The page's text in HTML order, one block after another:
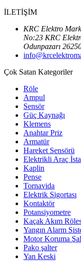
İLETİŞİM
KRC Elektro
No:23 KRC
Odunpazarı
Çok Satan Kategoriler
Röle
Ampul
Sensör
Güç Kaynağı
Klemens
Anahtar Priz
Armatür
Hareket Sensörü
Elektrikli Araç
Kaplin
Pense
Tornavida
Elektrik Sigortası
Kontaktör
Potansiyometre
Kaçak Akım
Yangın Alarm
Motor Koruma
Pako şalter
Yan Keski